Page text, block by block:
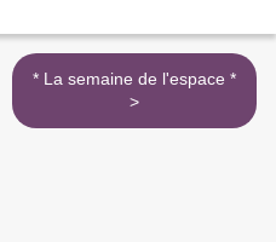
* La semaine de l'espace *
>